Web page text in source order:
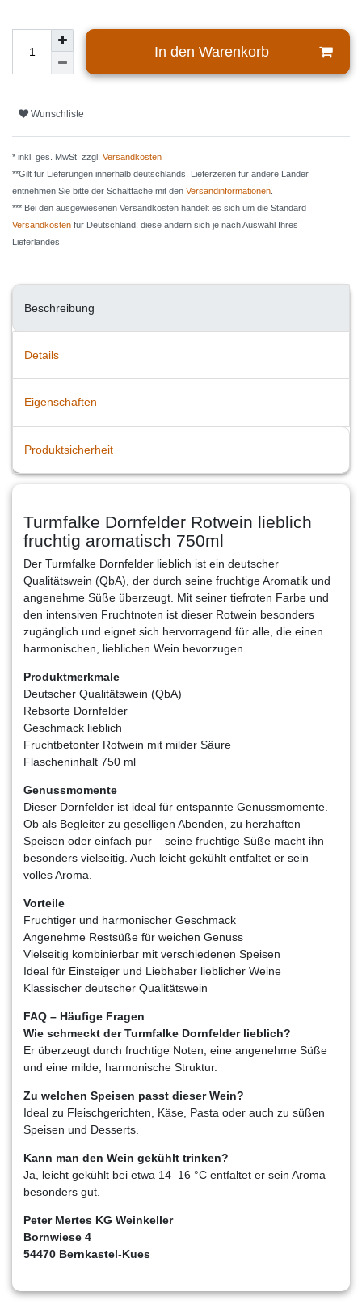
In den Warenkorb
Wunschliste
* inkl. ges. MwSt. zzgl. Versandkosten
**Gilt für Lieferungen innerhalb deutschlands, Lieferzeiten für andere Länder
entnehmen Sie bitte der Schaltfäche mit den Versandinformationen
*** Bei den ausgewiesenen Versandkosten handelt es sich um die Standard
Versandkosten für Deutschland, diese ändern sich je nach Auswahl Ihres
Lieferlandes.
Beschreibung
Details
Eigenschaften
Produktsicherheit
Turmfalke Dornfelder Rotwein lieblich
fruchtig aromatisch 750ml
Der Turmfalke Dornfelder lieblich ist ein deutscher
Qualitätswein (QbA), der durch seine fruchtige Aromatik und
angenehme Süße überzeugt. Mit seiner tiefroten Farbe und
den intensiven Fruchtnoten ist dieser Rotwein besonders
zugänglich und eignet sich hervorragend für alle, die einen
harmonischen, lieblichen Wein bevorzugen.
Produktmerkmale
Deutscher Qualitätswein (QbA)
Rebsorte Dornfelder
Geschmack lieblich
Fruchtbetonter Rotwein mit milder Säure
Flascheninhalt 750 ml
Genussmomente
Dieser Dornfelder ist ideal für entspannte Genussmomente.
Ob als Begleiter zu geselligen Abenden, zu herzhaften
Speisen oder einfach pur – seine fruchtige Süße macht ihn
besonders vielseitig. Auch leicht gekühlt entfaltet er sein
volles Aroma.
Vorteile
Fruchtiger und harmonischer Geschmack
Angenehme Restsüße für weichen Genuss
Vielseitig kombinierbar mit verschiedenen Speisen
Ideal für Einsteiger und Liebhaber lieblicher Weine
Klassischer deutscher Qualitätswein
FAQ – Häufige Fragen
Wie schmeckt der Turmfalke Dornfelder lieblich?
Er überzeugt durch fruchtige Noten, eine angenehme Süße
und eine milde, harmonische Struktur.
Zu welchen Speisen passt dieser Wein?
Ideal zu Fleischgerichten, Käse, Pasta oder auch zu süßen
Speisen und Desserts.
Kann man den Wein gekühlt trinken?
Ja, leicht gekühlt bei etwa 14–16 °C entfaltet er sein Aroma
besonders gut.
Peter Mertes KG Weinkeller
Bornwiese 4
54470 Bernkastel-Kues